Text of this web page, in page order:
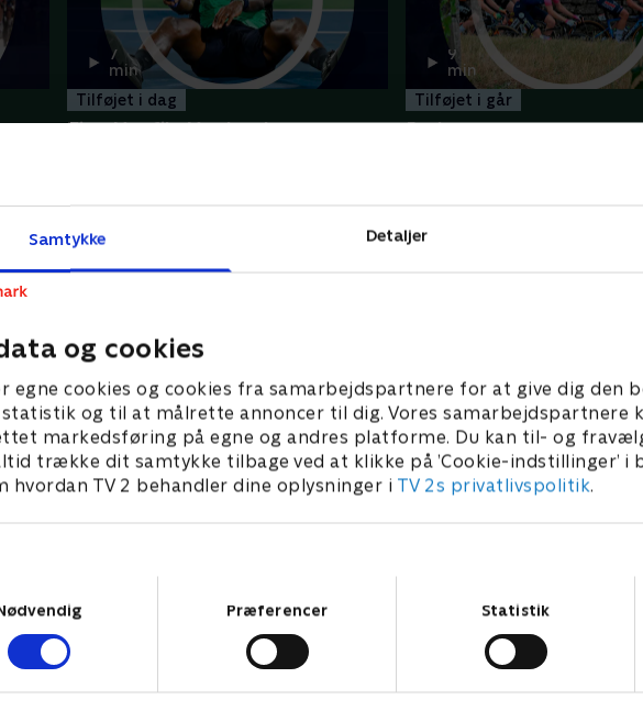
Samtykke Detaljer
og cookies
egne cookies og cookies fra samarbejdspartnere for at give dig den
statistik og til at målrette annoncer til dig. Vores samarbejdspartnere
markedsføring på egne og andres platforme. Du kan til- og
trække dit samtykke tilbage ved at klikke på ’Cookie-indstillinger’ i
hvordan TV 2 behandler dine oplysninger i TV 2s privatlivspolitik.
Præferencer Statistik
7
min
Tilføjet i dag
Tien-Monfils, Montreal
9
min
Tilføjet i går
5. etape
Flere højdepunkter her